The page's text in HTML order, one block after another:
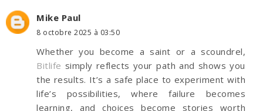
Mike Paul
8 octobre 2025 à 03:50
Whether you become a saint or a scoundrel,
Bitlife simply reflects your path and shows you
the results. It’s a safe place to experiment with
life’s possibilities, where failure becomes
learning, and choices become stories worth